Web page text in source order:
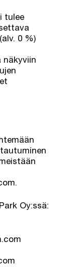
tulee
0 %)
näkyviin
Oy:ssä: